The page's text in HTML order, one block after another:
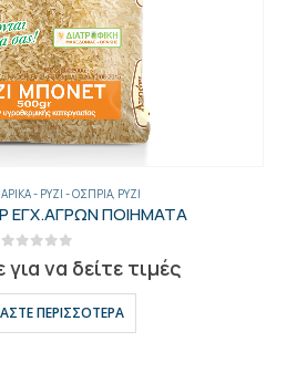
- ΡΎΖΙ - ΌΣΠΡΙΑ ΡΎΖΙ
ΕΓΧ.ΑΓΡΩΝ ΠΟΙΗΜΑΤΑ
να δείτε τιμές
ΠΕΡΙΣΣΌΤΕΡΑ